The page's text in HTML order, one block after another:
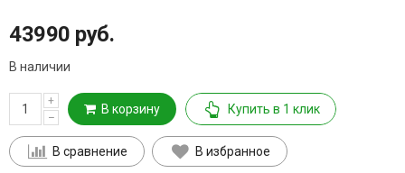
43990 руб.
В наличии
+
–
В корзину Купить в 1 клик
В сравнение В избранное